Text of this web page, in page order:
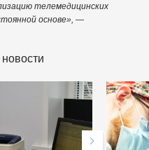
телемедицинских
основе», —